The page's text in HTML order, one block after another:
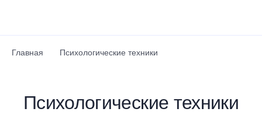
Главная Психологические техники
Психологические техники